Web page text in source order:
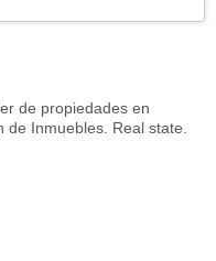
de propiedades en
Inmuebles. Real state.